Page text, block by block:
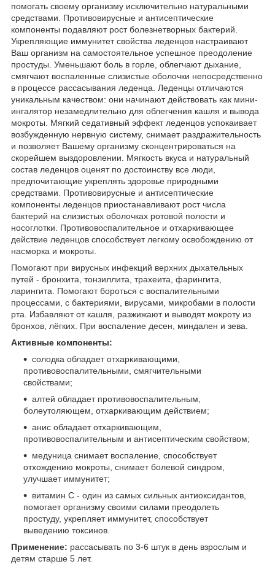
помогать своему организму исключительно натуральными
средствами. Противовирусные и антисептические
компоненты подавляют рост болезнетворных бактерий.
Укрепляющие иммунитет свойства леденцов настраивают
Ваш организм на самостоятельное успешное преодоление
простуды. Уменьшают боль в горле, облегчают дыхание,
смягчают воспаленные слизистые оболочки непосредственно
в процессе рассасывания леденца. Леденцы отличаются
уникальным качеством: они начинают действовать как мини-
ингалятор незамедлительно для облегчения кашля и вывода
мокроты. Мягкий седативный эффект леденцов успокаивает
возбужденную нервную систему, снимает раздражительность
и позволяет Вашему организму сконцентрироваться на
скорейшем выздоровлении. Мягкость вкуса и натуральный
состав леденцов оценят по достоинству все люди,
предпочитающие укреплять здоровье природными
средствами. Противовирусные и антисептические
компоненты леденцов приостанавливают рост числа
бактерий на слизистых оболочках ротовой полости и
носоглотки. Противовоспалительное и отхаркивающее
действие леденцов способствует легкому освобождению от
насморка и мокроты.
Помогают при вирусных инфекций верхних дыхательных
путей - бронхита, тонзиллита, трахеита, фарингита,
ларингита. Помогают бороться с воспалительными
процессами, с бактериями, вирусами, микробами в полости
рта. Избавляют от кашля, разжижают и выводят мокроту из
бронхов, лёгких. При воспаление десен, миндален и зева.
Активные компоненты:
солодка обладает отхаркивающими,
противовоспалительными, смягчительными
свойствами;
алтей обладает противовоспалительным,
болеутоляющем, отхаркивающим действием;
анис обладает отхаркивающим,
противовоспалительным и антисептическим свойством;
медуница снимает воспаление, способствует
отхождению мокроты, снимает болевой синдром,
улучшает иммунитет;
витамин С - один из самых сильных антиоксидантов,
помогает организму своими силами преодолеть
простуду, укрепляет иммунитет, способствует
выведению токсинов.
Применение: рассасывать по 3-6 штук в день взрослым и
детям старше 5 лет.